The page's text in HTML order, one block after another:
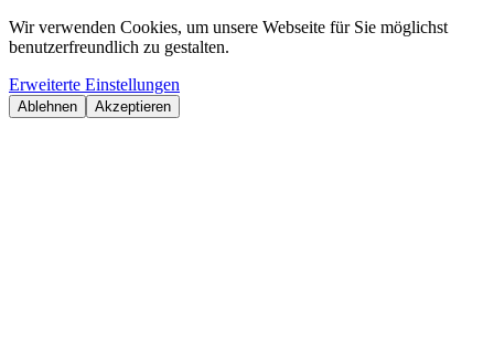
Wir verwenden Cookies, um unsere Webseite für Sie möglichst
benutzerfreundlich zu gestalten.
Erweiterte Einstellungen
Ablehnen Akzeptieren